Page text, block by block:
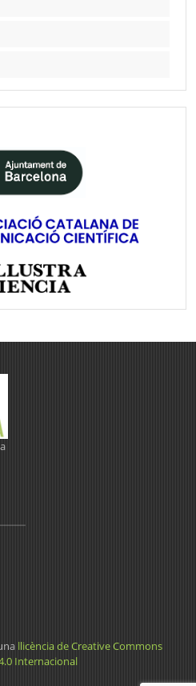
llicència de Creative Commons
Internacional